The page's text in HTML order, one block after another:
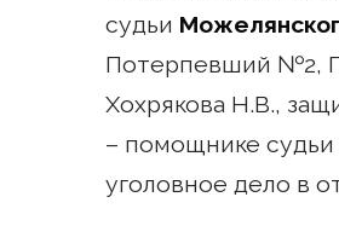
судьи
Потерпевший №2,
Хохрякова Н.В.,
– помощнике
уголовное дело в